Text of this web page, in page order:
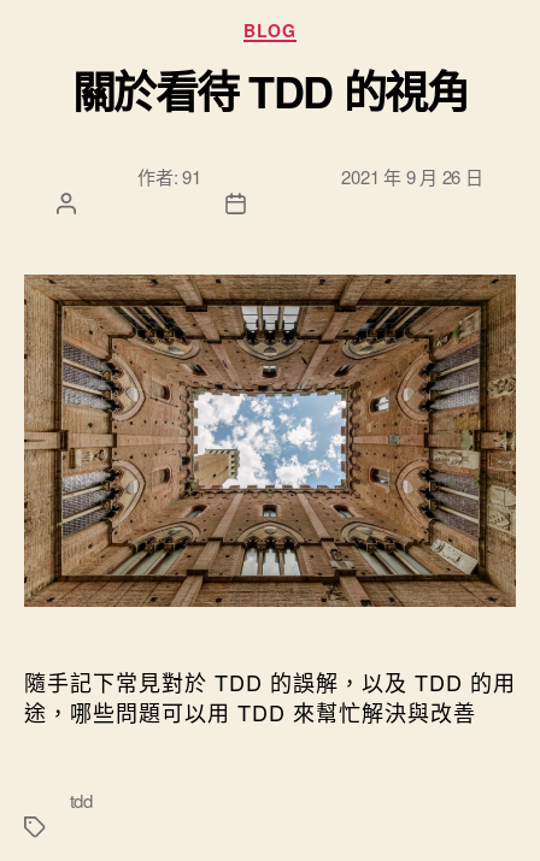
BLOG
關於看待 TDD 的視角
作者:91 2021 年 9 月 26 日
隨手記下常見對於 TDD 的誤解，以及 TDD 的用
途，哪些問題可以用 TDD 來幫忙解決與改善
tdd